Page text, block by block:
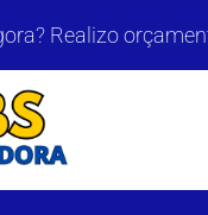
Realizo